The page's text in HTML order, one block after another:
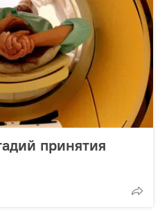
принятия